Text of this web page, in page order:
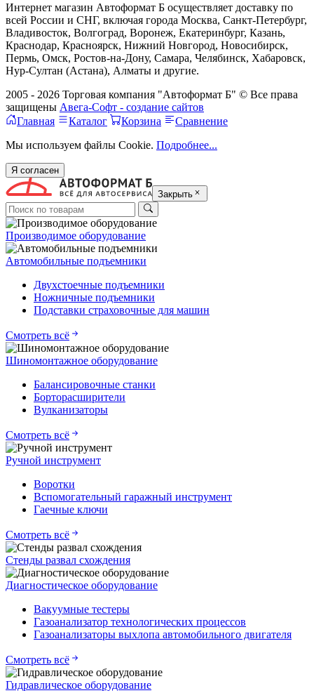
Интернет магазин Автоформат Б осуществляет доставку по
всей России и СНГ, включая города Москва, Санкт-Петербург,
Владивосток, Волгоград, Воронеж, Екатеринбург, Казань,
Краснодар, Красноярск, Нижний Новгород, Новосибирск,
Пермь, Омск, Ростов-на-Дону, Самара, Челябинск, Хабаровск,
Нур-Султан (Астана), Алматы и другие.
2005 - 2026 Торговая компания "Автоформат Б" © Все права
защищены Авега-Софт - создание сайтов
Главная
Каталог Корзина
Сравнение
Мы используем файлы Cookie. Подробнее...
Я согласен
Закрыть
Производимое оборудование
Автомобильные подъемники
Двухстоечные подъемники
Ножничные подъемники
Подставки страховочные для машин
Смотреть всё
Шиномонтажное оборудование
Балансировочные станки
Борторасширители
Вулканизаторы
Смотреть всё
Ручной инструмент
Воротки
Вспомогательный гаражный инструмент
Гаечные ключи
Смотреть всё
Стенды развал схождения
Диагностическое оборудование
Вакуумные тестеры
Газоанализатор технологических процессов
Газоанализаторы выхлопа автомобильного двигателя
Смотреть всё
Гидравлическое оборудование